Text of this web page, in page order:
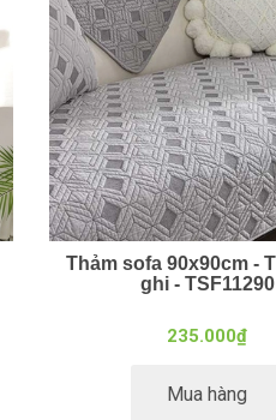
Thảm sofa 90x90cm -
ghi - TSF11290
235.000₫
Mua hàng